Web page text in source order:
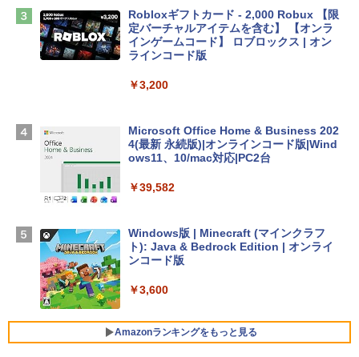
Apple 2026 MacBook Air M5チップ搭載
13インチノートブック：AIとApple Intell
スプレイ、16GBユニファイドメモリ、1
￥278,800
SSD インテル Core 5
￥129,800
Core i5/16GB/SSD 512GB/ホワイト) FM
VWK3E15W_AZ
Robloxギフトカード - 2,000 Robux 【限
定バーチャルアイテムを含む】 【オンラ
インゲームコード】 ロブロックス | オン
ラインコード版
￥3,200
Microsoft Office Home & Business 202
4(最新 永続版)|オンラインコード版|Wind
ows11、10/mac対応|PC2台
￥39,582
Windows版 | Minecraft (マインクラフ
ト): Java & Bedrock Edition | オンライ
ンコード版
￥3,600
Amazonランキングをもっと見る